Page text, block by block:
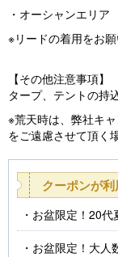
・オーシャンエリ
※リードの着用をお願
【その他注意事項】
タープ、テントの持
※荒天時は、弊社キ
をご遠慮させて頂く
クーポンが利
お盆限定！20代
お盆限定！大人